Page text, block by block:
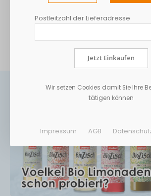
Postleitzahl der Lieferadresse
Jetzt Einkaufen
Wir setzen Cookies damit Sie Ihre
tätigen können
Impressum AGB